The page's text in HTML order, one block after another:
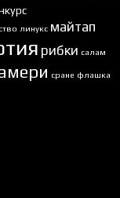
линукс майтап
рибки салам
сране флашка